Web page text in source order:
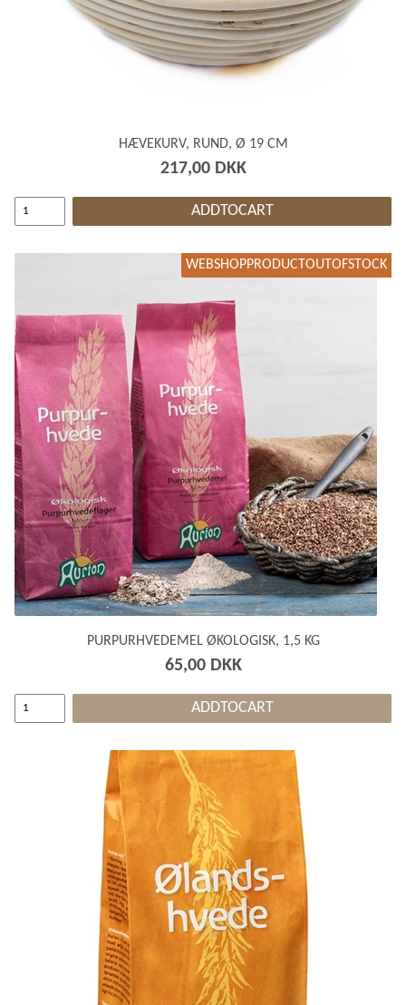
HÆVEKURV, RUND, Ø 19 CM
217,00 DKK
ADDTOCART
WEBSHOPPRODUCTOUTOFSTOCK
PURPURHVEDEMEL ØKOLOGISK, 1,5 KG
65,00 DKK
ADDTOCART